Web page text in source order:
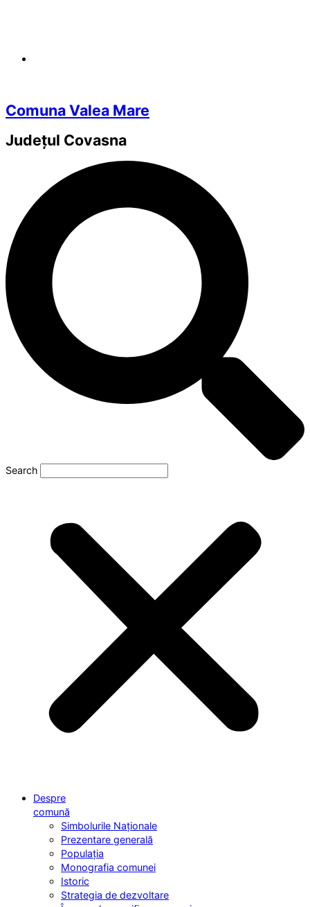
Comuna Valea Mare
Județul Covasna
Search
Despre
comună
Simbolurile Naționale
Prezentare generală
Populația
Monografia comunei
Istoric
Strategia de dezvoltare